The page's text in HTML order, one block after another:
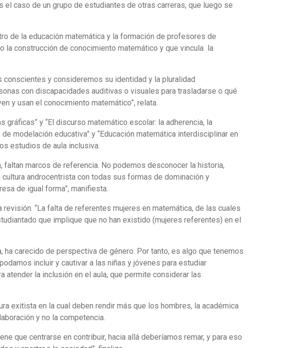
caso de un grupo de estudiantes de otras carreras, que luego se
de la educación matemática y la formación de profesores de
la construcción de conocimiento matemático y que vincula la
y consideremos su identidad y la pluralidad
con discapacidades auditivas o visuales para trasladarse o qué
y usan el conocimiento matemático”, relata.
y “El discurso matemático escolar: la adherencia, la
modelación educativa” y “Educación matemática interdisciplinar en
estudios de aula inclusiva.
faltan marcos de referencia. No podemos desconocer la historia,
androcentrista con todas sus formas de dominación y
de igual forma”, manifiesta.
“La falta de referentes mujeres en matemática, de las cuales
que implique que no han existido (mujeres referentes) en el
carecido de perspectiva de género. Por tanto, es algo que tenemos
incluir y cautivar a las niñas y jóvenes para estudiar
la inclusión en el aula, que permite considerar las
exitista en la cual deben rendir más que los hombres, la académica
y no la competencia.
que centrarse en contribuir, hacia allá deberíamos remar, y para eso